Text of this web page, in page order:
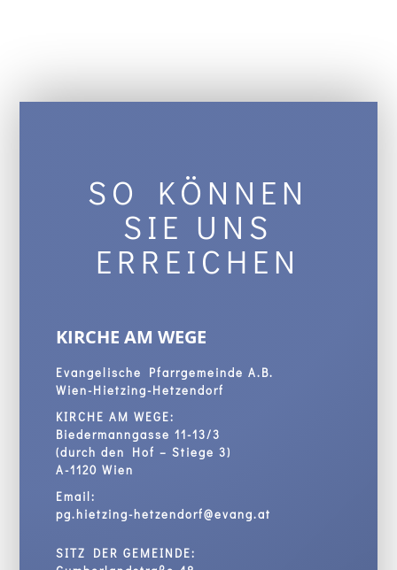
SO KÖNNEN
SIE UNS
ERREICHEN
KIRCHE AM WEGE
Evangelische Pfarrgemeinde A.B.
Wien-Hietzing-Hetzendorf
KIRCHE AM WEGE:
Biedermanngasse 11-13/3
(durch den Hof – Stiege 3)
A-1120 Wien
Email:
pg.hietzing-hetzendorf@evang.at
SITZ DER GEMEINDE: